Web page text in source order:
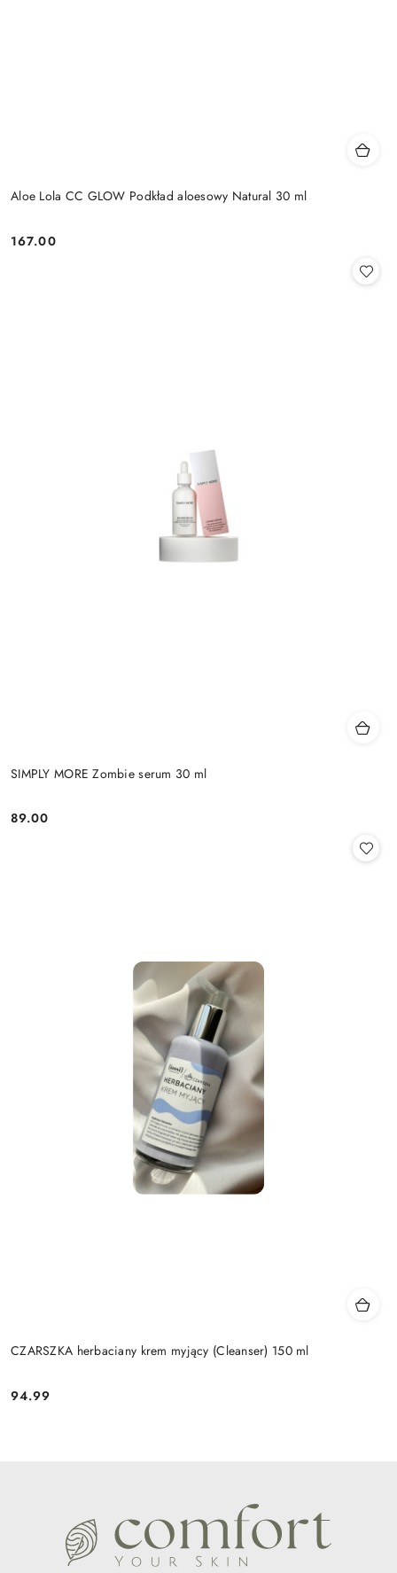
Aloe Lola CC GLOW Podkład aloesowy Natural 30 ml
Cena:
167.00
SIMPLY MORE Zombie serum 30 ml
Cena:
89.00
CZARSZKA herbaciany krem myjący (Cleanser) 150 ml
Cena:
94.99